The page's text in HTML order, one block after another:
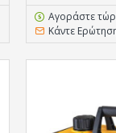
Αγοράστε
Κάντε